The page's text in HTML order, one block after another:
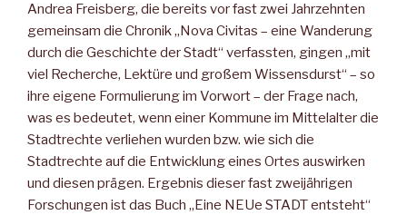
Andrea Freisberg, die bereits vor fast zwei Jahrzehnten
gemeinsam die Chronik „Nova Civitas – eine Wanderung
durch die Geschichte der Stadt“ verfassten, gingen „mit
viel Recherche, Lektüre und großem Wissensdurst“ – so
ihre eigene Formulierung im Vorwort – der Frage nach,
was es bedeutet, wenn einer Kommune im Mittelalter die
Stadtrechte verliehen wurden bzw. wie sich die
Stadtrechte auf die Entwicklung eines Ortes auswirken
und diesen prägen. Ergebnis dieser fast zweijährigen
Forschungen ist das Buch „Eine NEUe STADT entsteht“